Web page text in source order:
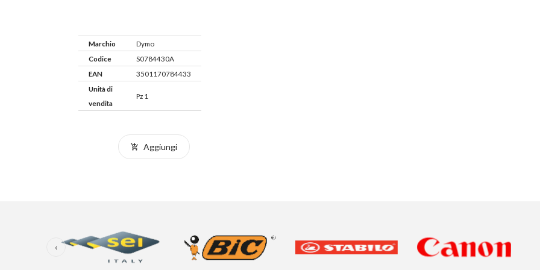
Marchio
Dymo
Codice
S0784430A
EAN
3501170784433
Unità di
vendita
Pz 1
Aggiungi
‹